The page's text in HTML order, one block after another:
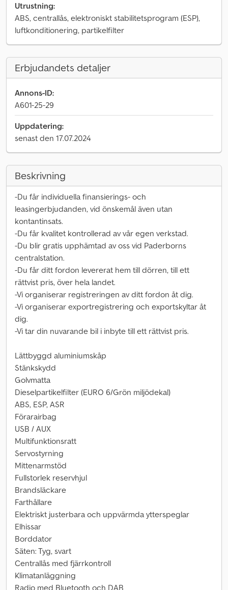
Utrustning:
ABS, centrallås, elektroniskt stabilitetsprogram (ESP),
luftkonditionering, partikelfilter
Erbjudandets detaljer
Annons-ID:
A601-25-29
Uppdatering:
senast den 17.07.2024
Beskrivning
-Du får individuella finansierings- och
leasingerbjudanden, vid önskemål även utan
kontantinsats.
-Du får kvalitet kontrollerad av vår egen verkstad.
-Du blir gratis upphämtad av oss vid Paderborns
centralstation.
-Du får ditt fordon levererat hem till dörren, till ett
rättvist pris, över hela landet.
-Vi organiserar registreringen av ditt fordon åt dig.
-Vi organiserar exportregistrering och exportskyltar åt
dig.
-Vi tar din nuvarande bil i inbyte till ett rättvist pris.
Lättbyggd aluminiumskåp
Stänkskydd
Golvmatta
Dieselpartikelfilter (EURO 6/Grön miljödekal)
ABS, ESP, ASR
Förarairbag
USB / AUX
Multifunktionsratt
Servostyrning
Mittenarmstöd
Fullstorlek reservhjul
Brandsläckare
Farthållare
Elektriskt justerbara och uppvärmda ytterspeglar
Elhissar
Borddator
Säten: Tyg, svart
Centrallås med fjärrkontroll
Klimatanläggning
Radio med Bluetooth och DAB